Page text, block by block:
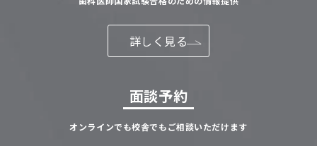
詳しく見る
面談予約
オンラインでも校舎でもご相談いただけます